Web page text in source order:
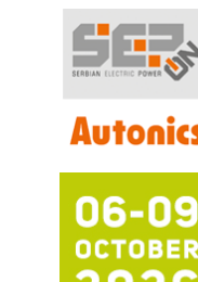
automatizaciju
Efikasno
Potpuna
sistema
Trajna oznaka
Bezbednost na
IB
poverenja u